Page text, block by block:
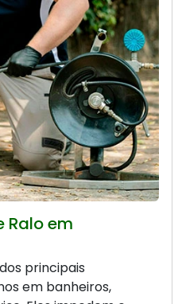
Ralo em
principais
em banheiros,